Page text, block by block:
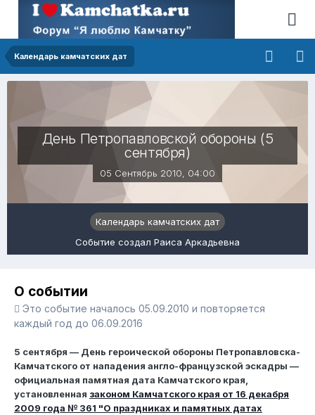
Календарь камчатских дат
День Петропавловской обороны (5
сентября)
05 Сентябрь 2010, 04:00
Календарь камчатских дат
Событие создал Раиса Аркадьевна
О событии
Это событие началось 05.09.2010 и повторяется
каждый год до 06.09.2016
5 сентября — День героической обороны Петропавловска-
Камчатского от нападения англо-французской эскадры —
официальная памятная дата Камчатского края,
установленная законом Камчатского края от 16 декабря
2009 года № 361 "О праздниках и памятных датах